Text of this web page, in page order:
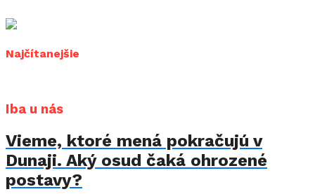
Najčítanejšie
Iba u nás
Vieme, ktoré mená pokračujú v
Dunaji. Aký osud čaká ohrozené
postavy?